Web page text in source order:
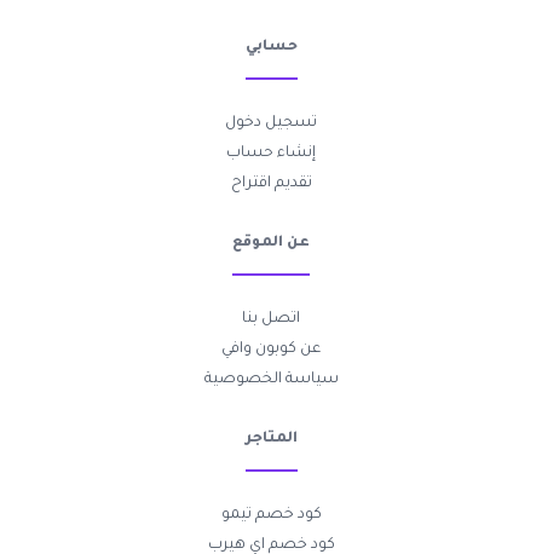
حسابي
تسجيل دخول
إنشاء حساب
تقديم اقتراح
عن الموقع
اتصل بنا
عن كوبون وافي
سياسة الخصوصية
المتاجر
كود خصم تيمو
كود خصم اي هيرب